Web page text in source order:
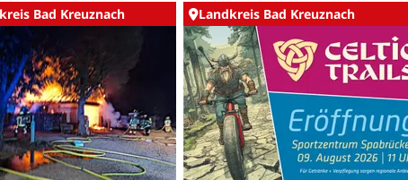
Bad Kreuznach Landkreis Bad Kreuznach